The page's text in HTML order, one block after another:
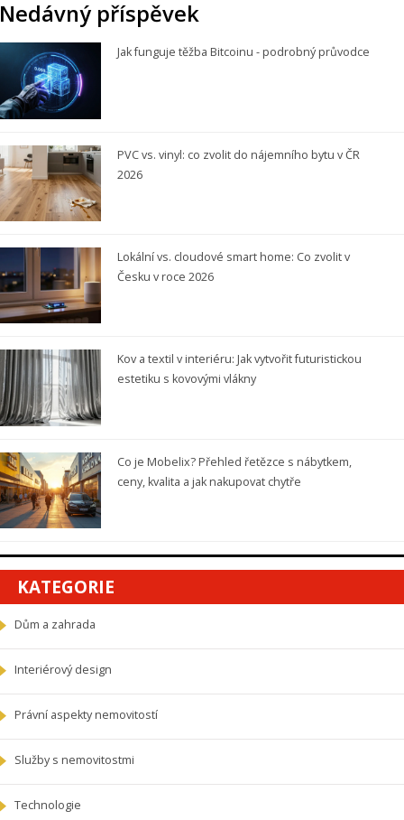
Nedávný příspěvek
Jak funguje těžba Bitcoinu - podrobný průvodce
PVC vs. vinyl: co zvolit do nájemního bytu v ČR
2026
Lokální vs. cloudové smart home: Co zvolit v
Česku v roce 2026
Kov a textil v interiéru: Jak vytvořit futuristickou
estetiku s kovovými vlákny
Co je Mobelix? Přehled řetězce s nábytkem,
ceny, kvalita a jak nakupovat chytře
KATEGORIE
Dům a zahrada
Interiérový design
Právní aspekty nemovitostí
Služby s nemovitostmi
Technologie